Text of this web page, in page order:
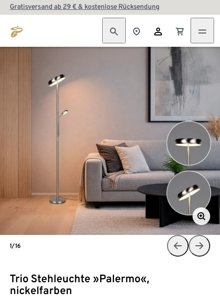
Gratisversand ab 29 € & kostenlose Rücksendung
Trio Stehleuchte »Palermo«,
nickelfarben
1/16